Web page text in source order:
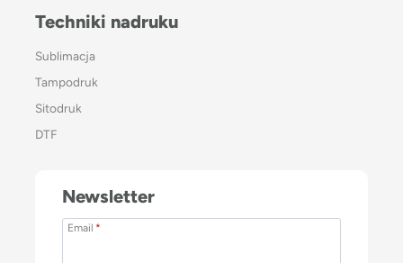
Techniki nadruku
Sublimacja
Tampodruk
Sitodruk
DTF
Newsletter
Email *